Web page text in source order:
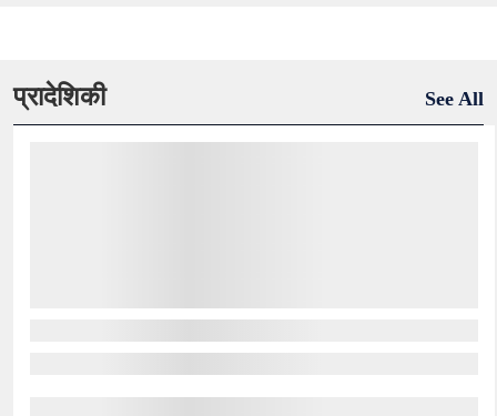
प्रादेशिकी See All